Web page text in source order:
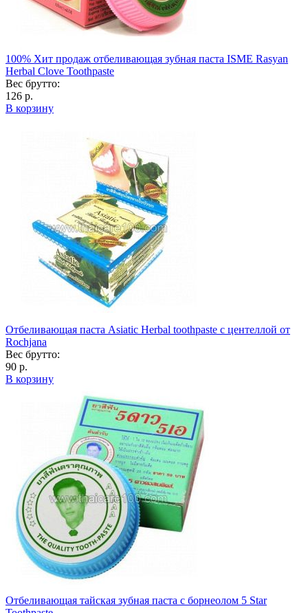
100% Хит продаж отбеливающая зубная паста ISME Rasyan
Herbal Clove Toothpaste
Вес брутто:
126 р.
В корзину
Отбеливающая паста Asiatic Herbal toothpaste с центеллой от
Rochjana
Вес брутто:
90 р.
В корзину
Отбеливающая тайская зубная паста с борнеолом 5 Star